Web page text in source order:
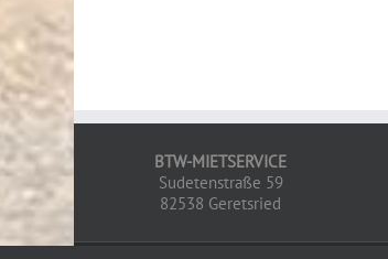
BTW-MIETSERVICE
Sudetenstraße 59
82538 Geretsried